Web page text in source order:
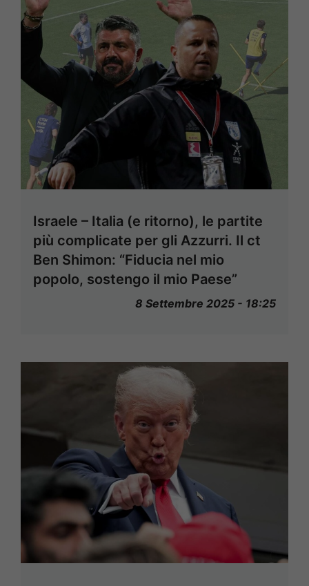
Israele – Italia (e ritorno), le partite
più complicate per gli Azzurri. Il ct
Ben Shimon: “Fiducia nel mio
popolo, sostengo il mio Paese”
8 Settembre 2025 - 18:25